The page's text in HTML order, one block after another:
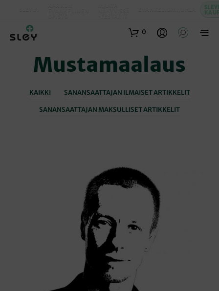
0
Mustamaalaus
KAIKKI SANANSAATTAJAN ILMAISET ARTIKKELIT
SANANSAATTAJAN MAKSULLISET ARTIKKELIT